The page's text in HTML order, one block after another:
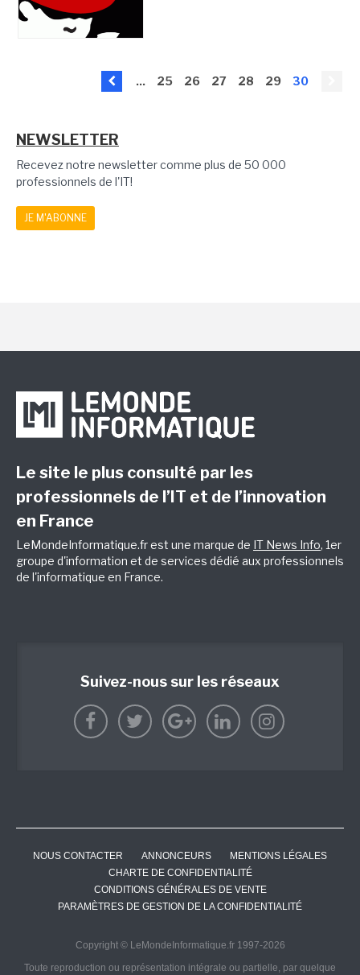
... 25 26 27 28 29 30
NEWSLETTER
Recevez notre newsletter comme plus de 50 000
professionnels de l'IT!
JE M'ABONNE
Le site le plus consulté par les
professionnels de l’IT et de l’innovation
en France
LeMondeInformatique.fr est une marque de IT News Info, 1er
groupe d'information et de services dédié aux professionnels
de l'informatique en France.
Suivez-nous sur les réseaux
NOUS CONTACTER ANNONCEURS
MENTIONS LÉGALES
CHARTE DE CONFIDENTIALITÉ
CONDITIONS GÉNÉRALES DE VENTE
PARAMÈTRES DE GESTION DE LA CONFIDENTIALITÉ
Copyright © LeMondeInformatique.fr 1997-2026
Toute reproduction ou représentation intégrale ou partielle, par quelque